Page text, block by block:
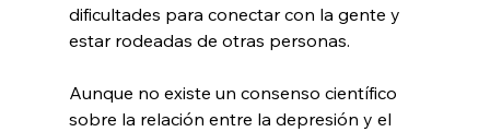
dificultades para conectar con la gente y
estar rodeadas de otras personas.
Aunque no existe un consenso científico
sobre la relación entre la depresión y el